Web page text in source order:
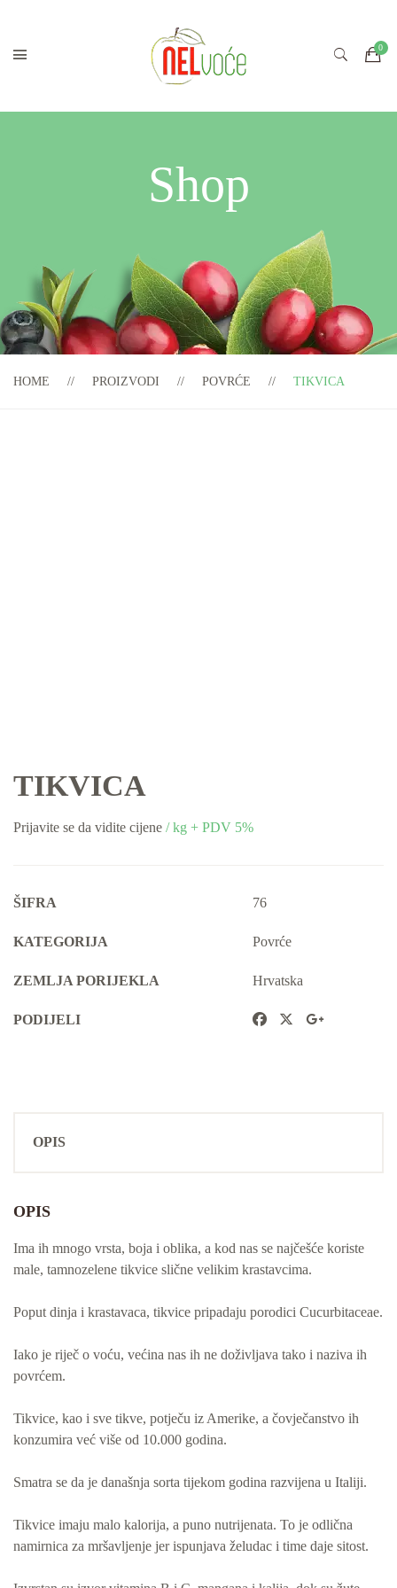
Shop
HOME PROIZVODI POVRĆE TIKVICA
TIKVICA
Prijavite se da vidite cijene / kg + PDV 5%
ŠIFRA 76
KATEGORIJA Povrće
ZEMLJA PORIJEKLA Hrvatska
PODIJELI
OPIS
OPIS
Ima ih mnogo vrsta, boja i oblika, a kod nas se najčešće koriste
male, tamnozelene tikvice slične velikim krastavcima.
Poput dinja i krastavaca, tikvice pripadaju porodici Cucurbitaceae.
Iako je riječ o voću, većina nas ih ne doživljava tako i naziva ih
povrćem.
Tikvice, kao i sve tikve, potječu iz Amerike, a čovječanstvo ih
konzumira već više od 10.000 godina.
Smatra se da je današnja sorta tijekom godina razvijena u Italiji.
Tikvice imaju malo kalorija, a puno nutrijenata. To je odlična
namirnica za mršavljenje jer ispunjava želudac i time daje sitost.